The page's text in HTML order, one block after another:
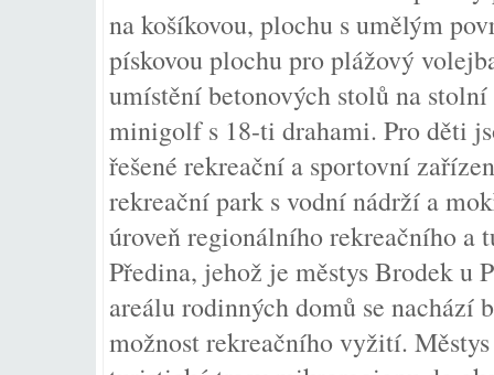
na košíkovou, plochu s umělým
pískovou plochu pro plážový
umístění betonových stolů na
minigolf s 18-ti drahami. Pro děti
řešené rekreační a sportovní
rekreační park s vodní nádrží a
úroveň regionálního rekreačního
Předina, jehož je městys Brodek u
areálu rodinných domů se nachází
možnost rekreačního vyžití.